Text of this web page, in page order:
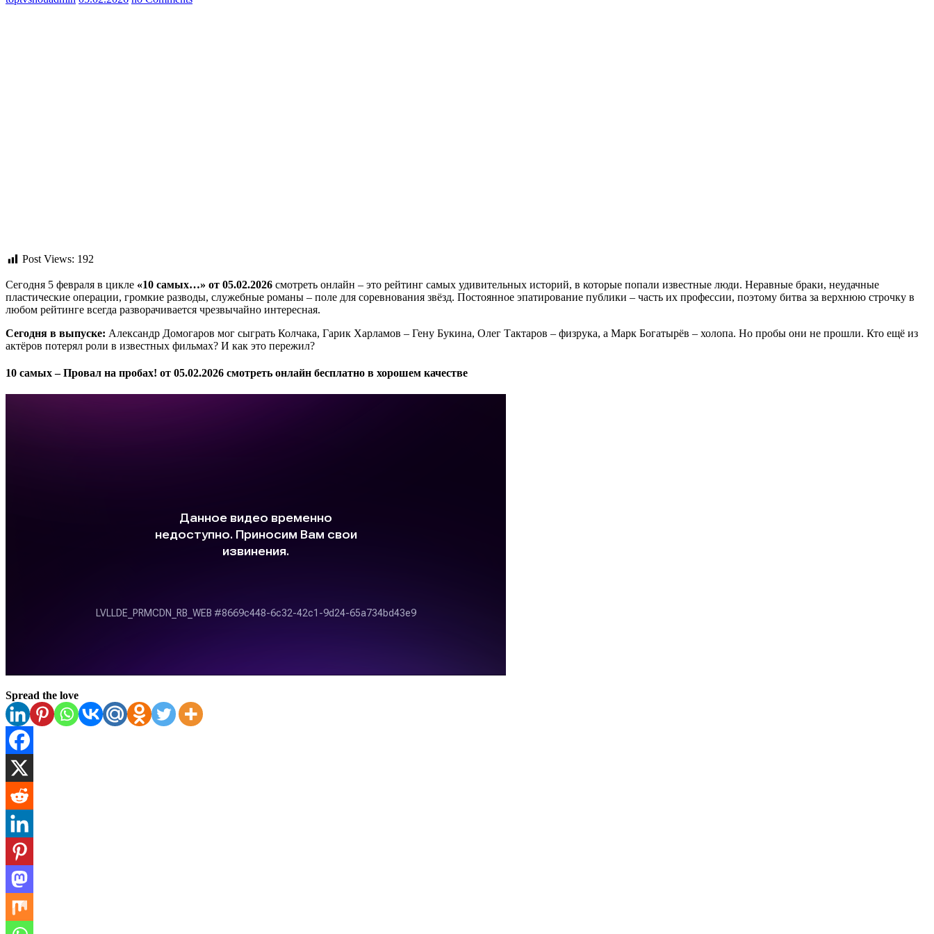
Post Views: 192
Сегодня 5 февраля в цикле «10 самых…» от 05.02.2026 смотреть онлайн – это рейтинг самых удивительных историй, в которые попали известные люди. Неравные браки, неудачные
пластические операции, громкие разводы, служебные романы – поле для соревнования звёзд. Постоянное эпатирование публики – часть их профессии, поэтому битва за верхнюю строчку в
любом рейтинге всегда разворачивается чрезвычайно интересная.
Сегодня в выпуске: Александр Домогаров мог сыграть Колчака, Гарик Харламов – Гену Букина, Олег Тактаров – физрука, а Марк Богатырёв – холопа. Но пробы они не прошли. Кто ещё из
актёров потерял роли в известных фильмах? И как это пережил?
10 самых – Провал на пробах! от 05.02.2026 смотреть онлайн бесплатно в хорошем качестве
Spread the love